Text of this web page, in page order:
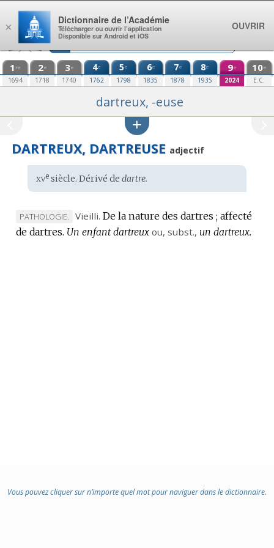
Aller au contenu
1 re
1694
2e
1718
3e
1740
4e
1762
5e
1798
6e
1835
7e
1878
8e
1935
9e
2024
10e
E.C.
dartreux, -euse
DARTREUX, DARTREUSE adjectif
Étymologie
:
xvesiècle. Dérivé de dartre.
MARQUE
DE
PATHOLOGIE. Vieilli. De la nature des dartres ; affecté
de dartres. Un enfant dartreux ou, subst., un dartreux.
Vous pouvez cliquer sur n’importe quel mot pour naviguer dans le dictionnaire.
×
Dictionnaire de l’Académie
Télécharger ou ouvrir l’application
Disponible sur Android et iOS
OUVRIR